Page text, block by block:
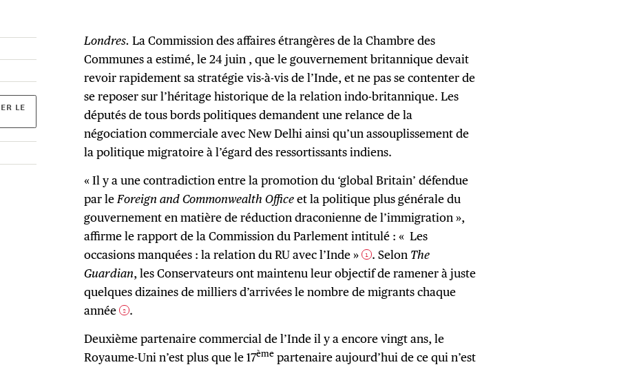
LE
Londres. La Commission des affaires étrangères de la Chambre des
Communes a estimé, le 24 juin , que le gouvernement britannique devait
revoir rapidement sa stratégie vis-à-vis de l’Inde, et ne pas se contenter de
se reposer sur l’héritage historique de la relation indo-britannique. Les
députés de tous bords politiques demandent une relance de la
négociation commerciale avec New Delhi ainsi qu’un assouplissement de
la politique migratoire à l’égard des ressortissants indiens.
« Il y a une contradiction entre la promotion du ‘global Britain’ défendue
par le Foreign and Commonwealth Officeet la politique plus générale du
gouvernement en matière de réduction draconienne de l’immigration »,
affirme le rapport de la Commission du Parlement intitulé : « Les
occasions manquées : la relation du RU avec l’Inde » 1 . Selon The
Guardian, les Conservateurs ont maintenu leur objectif de ramener à juste
quelques dizaines de milliers d’arrivées le nombre de migrants chaque
année 2 .
Deuxième partenaire commercial de l’Inde il y a encore vingt ans, le
Royaume-Uni n’est plus que le 17ème partenaire aujourd’hui de ce qui n’est